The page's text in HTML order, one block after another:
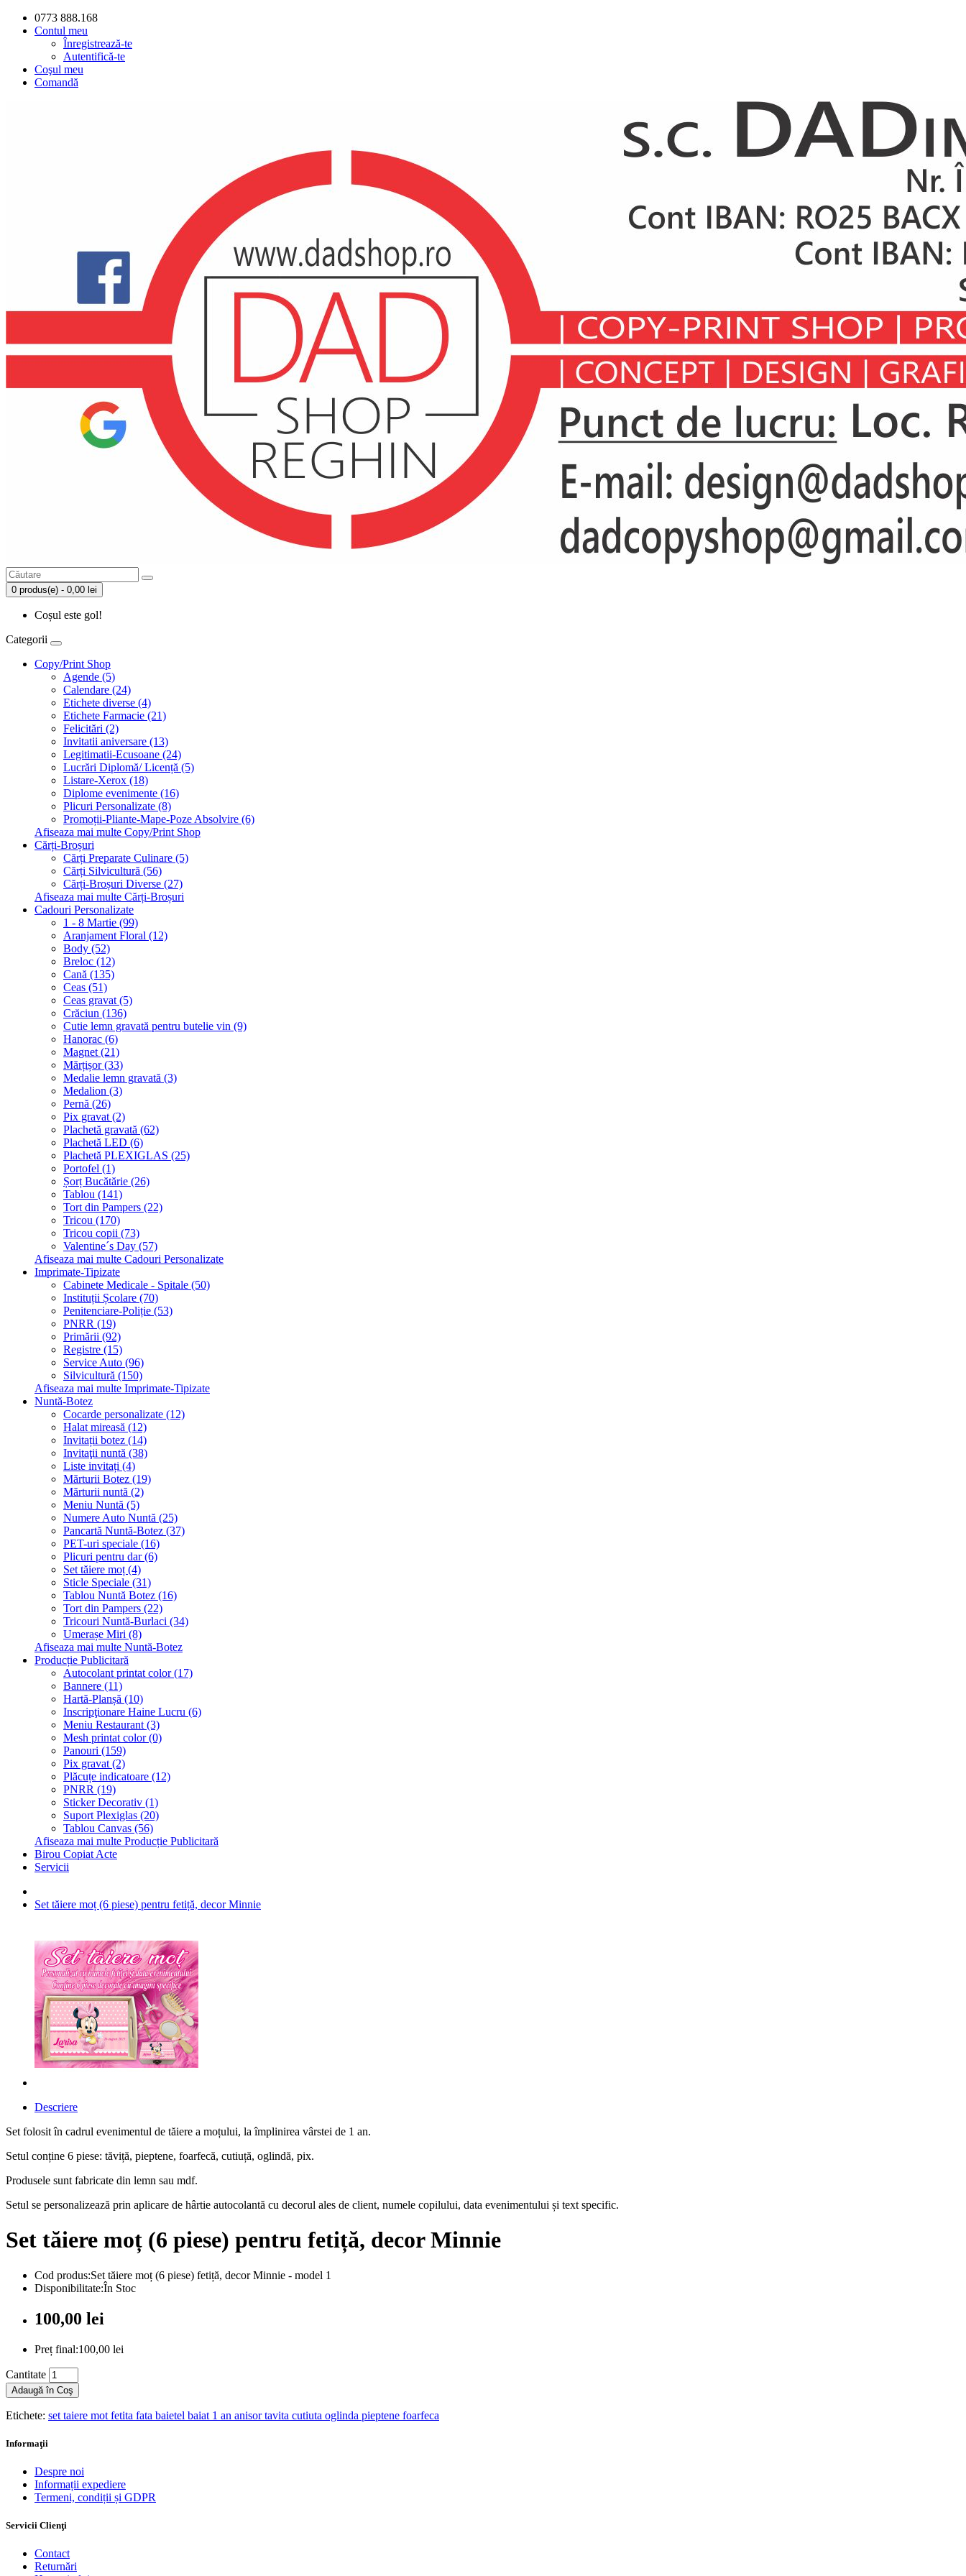
0773 888.168
Contul meu
Înregistrează-te
Autentifică-te
Coşul meu
Comandă
0 produs(e) - 0,00 lei
Coșul este gol!
Categorii
Copy/Print Shop
Agende (5)
Calendare (24)
Etichete diverse (4)
Etichete Farmacie (21)
Felicitări (2)
Invitatii aniversare (13)
Legitimatii-Ecusoane (24)
Lucrări Diplomă/ Licență (5)
Listare-Xerox (18)
Diplome evenimente (16)
Plicuri Personalizate (8)
Promoții-Pliante-Mape-Poze Absolvire (6)
Afiseaza mai multe Copy/Print Shop
Cărți-Broșuri
Cărți Preparate Culinare (5)
Cărți Silvicultură (56)
Cărți-Broșuri Diverse (27)
Afiseaza mai multe Cărți-Broșuri
Cadouri Personalizate
1 - 8 Martie (99)
Aranjament Floral (12)
Body (52)
Breloc (12)
Cană (135)
Ceas (51)
Ceas gravat (5)
Crăciun (136)
Cutie lemn gravată pentru butelie vin (9)
Hanorac (6)
Magnet (21)
Mărțișor (33)
Medalie lemn gravată (3)
Medalion (3)
Pernă (26)
Pix gravat (2)
Plachetă gravată (62)
Plachetă LED (6)
Plachetă PLEXIGLAS (25)
Portofel (1)
Șorț Bucătărie (26)
Tablou (141)
Tort din Pampers (22)
Tricou (170)
Tricou copii (73)
Valentine´s Day (57)
Afiseaza mai multe Cadouri Personalizate
Imprimate-Tipizate
Cabinete Medicale - Spitale (50)
Instituții Școlare (70)
Penitenciare-Poliție (53)
PNRR (19)
Primării (92)
Registre (15)
Service Auto (96)
Silvicultură (150)
Afiseaza mai multe Imprimate-Tipizate
Nuntă-Botez
Cocarde personalizate (12)
Halat mireasă (12)
Invitații botez (14)
Invitaţii nuntă (38)
Liste invitați (4)
Mărturii Botez (19)
Mărturii nuntă (2)
Meniu Nuntă (5)
Numere Auto Nuntă (25)
Pancartă Nuntă-Botez (37)
PET-uri speciale (16)
Plicuri pentru dar (6)
Set tăiere moț (4)
Sticle Speciale (31)
Tablou Nuntă Botez (16)
Tort din Pampers (22)
Tricouri Nuntă-Burlaci (34)
Umerașe Miri (8)
Afiseaza mai multe Nuntă-Botez
Producție Publicitară
Autocolant printat color (17)
Bannere (11)
Hartă-Planșă (10)
Inscripţionare Haine Lucru (6)
Meniu Restaurant (3)
Mesh printat color (0)
Panouri (159)
Pix gravat (2)
Plăcuțe indicatoare (12)
PNRR (19)
Sticker Decorativ (1)
Suport Plexiglas (20)
Tablou Canvas (56)
Afiseaza mai multe Producție Publicitară
Birou Copiat Acte
Servicii
Set tăiere moț (6 piese) pentru fetiță, decor Minnie
Descriere
Set folosit în cadrul evenimentul de tăiere a moțului, la împlinirea vârstei de 1 an.
Setul conține 6 piese: tăviță, pieptene, foarfecă, cutiuță, oglindă, pix.
Produsele sunt fabricate din lemn sau mdf.
Setul se personalizează prin aplicare de hârtie autocolantă cu decorul ales de client, numele copilului, data evenimentului și text specific.
Set tăiere moț (6 piese) pentru fetiță, decor Minnie
Cod produs:Set tăiere moț (6 piese) fetiță, decor Minnie - model 1
Disponibilitate:În Stoc
100,00 lei
Preț final:100,00 lei
Cantitate
Adaugă în Coş
Etichete: set taiere mot fetita fata baietel baiat 1 an anisor tavita cutiuta oglinda pieptene foarfeca
Informaţii
Despre noi
Informații expediere
Termeni, condiții și GDPR
Servicii Clienţi
Contact
Returnări